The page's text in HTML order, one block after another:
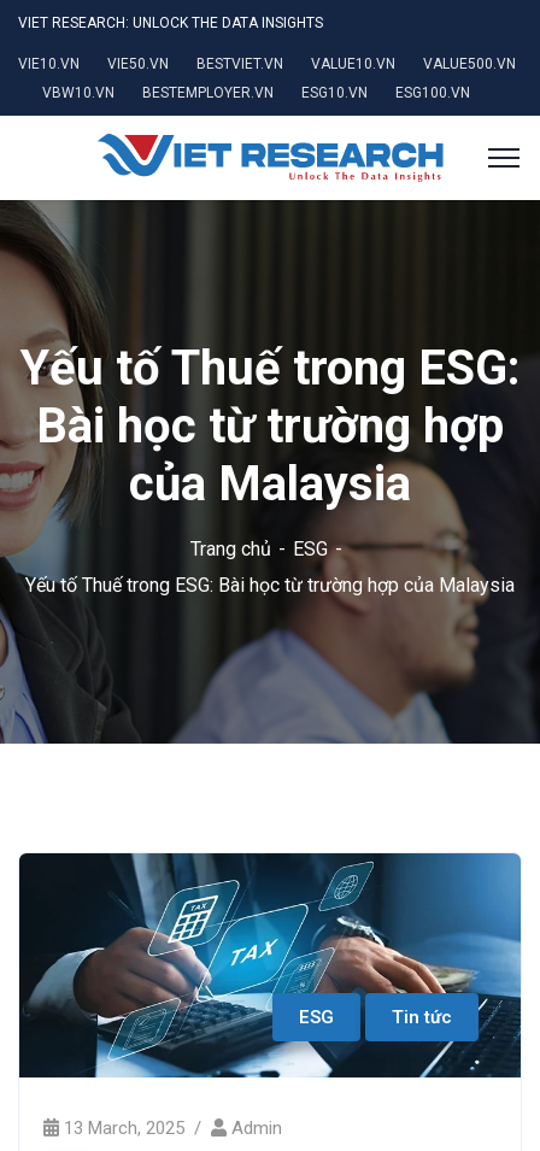
VIET RESEARCH: UNLOCK THE DATA INSIGHTS
VIE10.VN VIE50.VN BESTVIET.VN VALUE10.VN
VALUE500.VN
VBW10.VN
BESTEMPLOYER.VN ESG10.VN ESG100.VN
Yếu tố Thuế trong ESG:
Bài học từ trường hợp
của Malaysia
Trang chủ
ESG
Yếu tố Thuế trong ESG: Bài học từ trường hợp của Malaysia
ESG Tin tức
13 March, 2025 Admin